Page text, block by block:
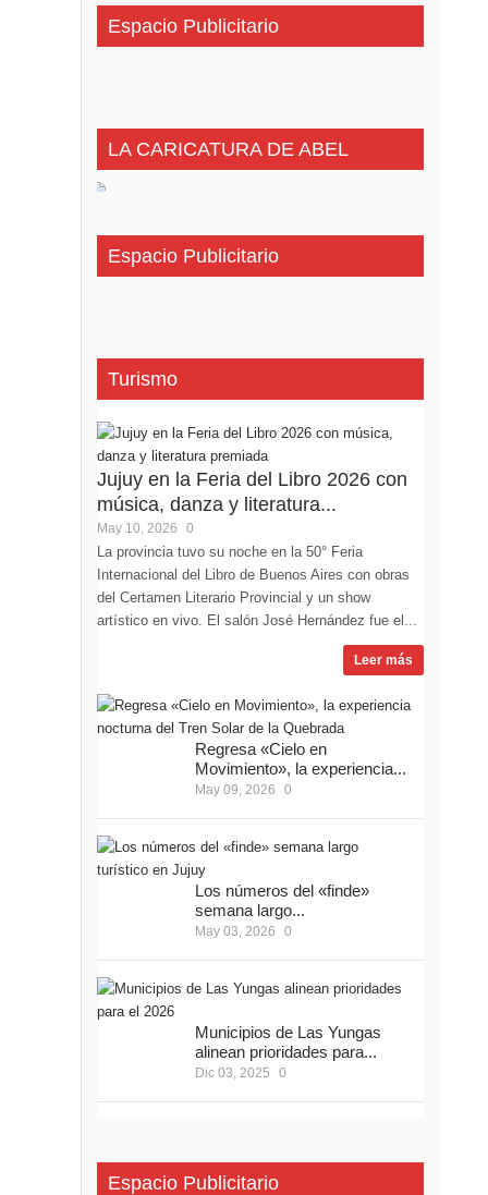
Espacio Publicitario
LA CARICATURA DE ABEL
Espacio Publicitario
Turismo
Jujuy en la Feria del Libro 2026 con
música, danza y literatura...
May 10, 2026 0
La provincia tuvo su noche en la 50° Feria
Internacional del Libro de Buenos Aires con obras
del Certamen Literario Provincial y un show
artístico en vivo. El salón José Hernández fue el...
Leer más
Regresa «Cielo en
Movimiento», la experiencia...
May 09, 2026 0
Los números del «finde»
semana largo...
May 03, 2026 0
Municipios de Las Yungas
alinean prioridades para...
Dic 03, 2025 0
Espacio Publicitario